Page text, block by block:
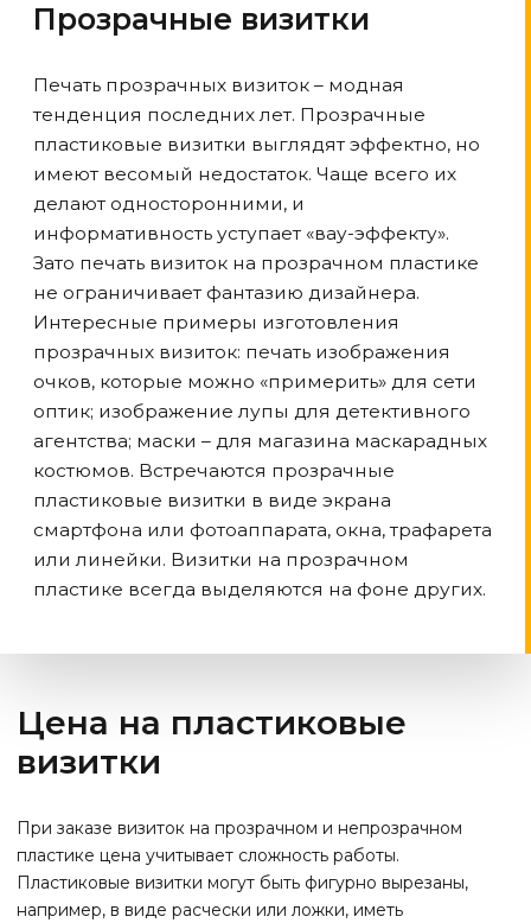
Прозрачные визитки
Печать прозрачных визиток – модная
тенденция последних лет. Прозрачные
пластиковые визитки выглядят эффектно, но
имеют весомый недостаток. Чаще всего их
делают односторонними, и
информативность уступает «вау-эффекту».
Зато печать визиток на прозрачном пластике
не ограничивает фантазию дизайнера.
Интересные примеры изготовления
прозрачных визиток: печать изображения
очков, которые можно «примерить» для сети
оптик; изображение лупы для детективного
агентства; маски – для магазина маскарадных
костюмов. Встречаются прозрачные
пластиковые визитки в виде экрана
смартфона или фотоаппарата, окна, трафарета
или линейки. Визитки на прозрачном
пластике всегда выделяются на фоне других.
Цена на пластиковые
визитки
При заказе визиток на прозрачном и непрозрачном
пластике цена учитывает сложность работы.
Пластиковые визитки могут быть фигурно вырезаны,
например, в виде расчески или ложки, иметь